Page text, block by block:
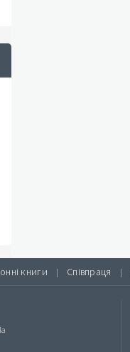
книги | Співпраця |